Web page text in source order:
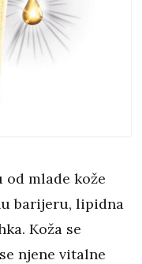
od mlade kože
barijeru, lipidna
Koža se
njene vitalne